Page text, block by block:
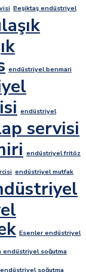
Beşiktaş endüstriyel
endüstriyel benmari
endüstriyel
servisi
endüstriyel fritöz
endüstriyel mutfak
Esenler endüstriyel
endüstriyel soğutma
soğutma